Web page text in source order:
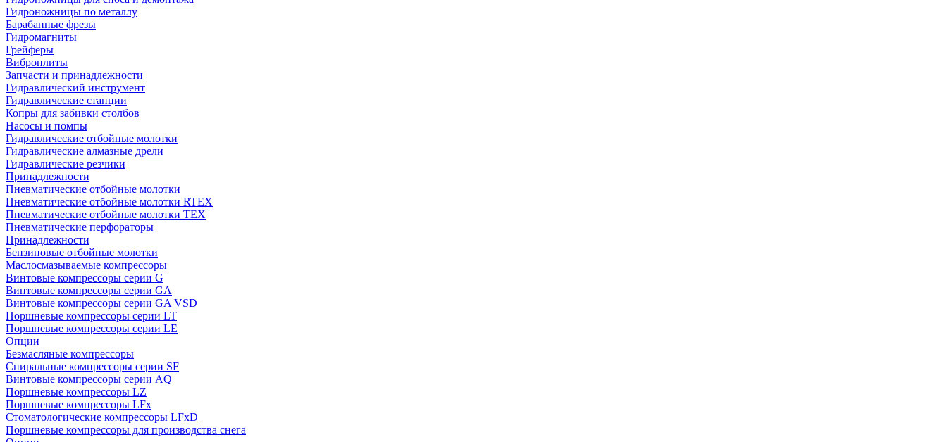
Гидроножницы по металлу
Барабанные фрезы
Гидромагниты
Грейферы
Виброплиты
Запчасти и принадлежности
Гидравлический инструмент
Гидравлические станции
Копры для забивки столбов
Насосы и помпы
Гидравлические отбойные молотки
Гидравлические алмазные дрели
Гидравлические резчики
Принадлежности
Пневматические отбойные молотки
Пневматические отбойные молотки RTEX
Пневматические отбойные молотки TEX
Пневматические перфораторы
Принадлежности
Бензиновые отбойные молотки
Маслосмазываемые компрессоры
Винтовые компрессоры серии G
Винтовые компрессоры cерии GA
Винтовые компрессоры cерии GA VSD
Поршневые компрессоры серии LT
Поршневые компрессоры серии LE
Опции
Безмасляные компрессоры
Спиральные компрессоры серии SF
Винтовые компрессоры серии AQ
Поршневые компрессоры LZ
Поршневые компрессоры LFx
Стоматологические компрессоры LFxD
Поршневые компрессоры для производства снега